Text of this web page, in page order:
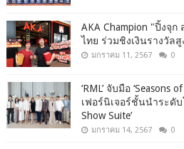
AKA Champion "ปิ้งจุ
ไทย ร่วมชิงเงินรางวัล
มกราคม 11, 2567 0
‘RML’ จับมือ ‘Seasons
เฟอร์นิเจอร์ชั้นนำระดับ
Show Suite’
มกราคม 14, 2567 0